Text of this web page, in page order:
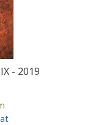
- 2019